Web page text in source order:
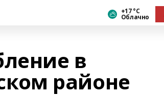
+17 °С
Облачно
в
районе